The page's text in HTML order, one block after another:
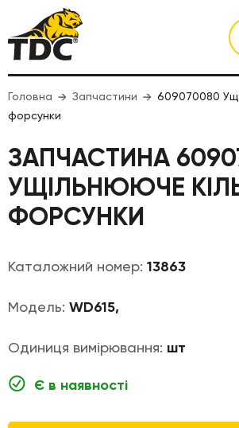
Головна Запчастини
609070080
форсунки
ЗАПЧАСТИНА
УЩІЛЬНЮЮЧЕ
ФОРСУНКИ
Каталожний номер: 13863
Модель: WD615,
Одиниця вимірювання: шт
Є в наявності